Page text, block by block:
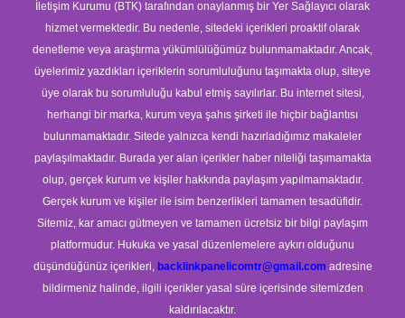
İletişim Kurumu (BTK) tarafından onaylanmış bir Yer Sağlayıcı olarak
hizmet vermektedir. Bu nedenle, sitedeki içerikleri proaktif olarak
denetleme veya araştırma yükümlülüğümüz bulunmamaktadır. Ancak,
üyelerimiz yazdıkları içeriklerin sorumluluğunu taşımakta olup, siteye
üye olarak bu sorumluluğu kabul etmiş sayılırlar. Bu internet sitesi,
herhangi bir marka, kurum veya şahıs şirketi ile hiçbir bağlantısı
bulunmamaktadır. Sitede yalnızca kendi hazırladığımız makaleler
paylaşılmaktadır. Burada yer alan içerikler haber niteliği taşımamakta
olup, gerçek kurum ve kişiler hakkında paylaşım yapılmamaktadır.
Gerçek kurum ve kişiler ile isim benzerlikleri tamamen tesadüfidir.
Sitemiz, kar amacı gütmeyen ve tamamen ücretsiz bir bilgi paylaşım
platformudur. Hukuka ve yasal düzenlemelere aykırı olduğunu
düşündüğünüz içerikleri, backlinkpanelicomtr@gmail.com adresine
bildirmeniz halinde, ilgili içerikler yasal süre içerisinde sitemizden
kaldırılacaktır.